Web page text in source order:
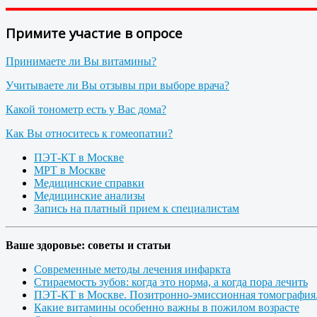
Примите участие в опросе
Принимаете ли Вы витамины?
Учитываете ли Вы отзывы при выборе врача?
Какой тонометр есть у Вас дома?
Как Вы относитесь к гомеопатии?
ПЭТ-КТ в Москве
МРТ в Москве
Медицинские справки
Медицинские анализы
Запись на платный прием к специалистам
Ваше здоровье: советы и статьи
Современные методы лечения инфаркта
Стираемость зубов: когда это норма, а когда пора лечить
ПЭТ-КТ в Москве. Позитронно-эмиссионная
Какие витамины особенно важны в пожилом возрасте